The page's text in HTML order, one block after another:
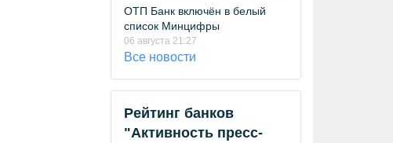
ОТП Банк включён в белый
список Минцифры
06 августа 21:27
Все новости
Рейтинг банков
"Активность пресс-